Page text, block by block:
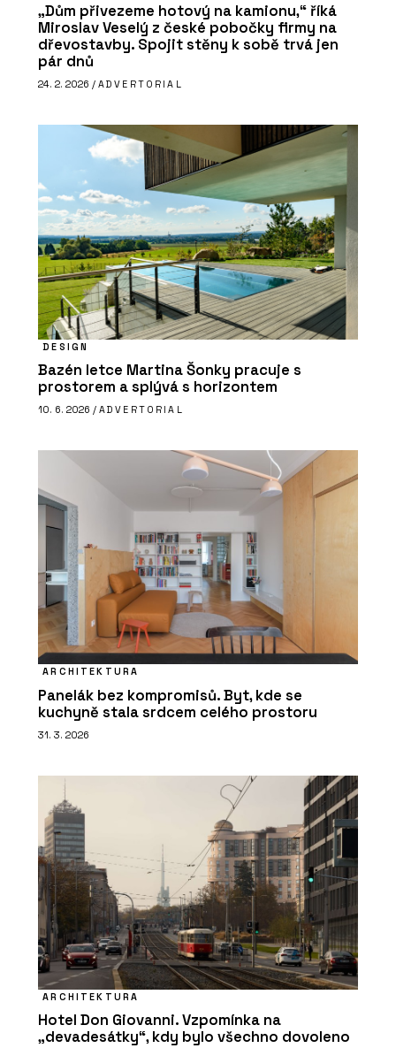
„Dům přivezeme hotový na kamionu,“ říká
Miroslav Veselý z české pobočky firmy na
dřevostavby. Spojit stěny k sobě trvá jen
pár dnů
24. 2. 2026 / ADVERTORIAL
DESIGN
Bazén letce Martina Šonky pracuje s
prostorem a splývá s horizontem
10. 6. 2026 / ADVERTORIAL
ARCHITEKTURA
Panelák bez kompromisů. Byt, kde se
kuchyně stala srdcem celého prostoru
31. 3. 2026
ARCHITEKTURA
Hotel Don Giovanni. Vzpomínka na
„devadesátky“, kdy bylo všechno dovoleno